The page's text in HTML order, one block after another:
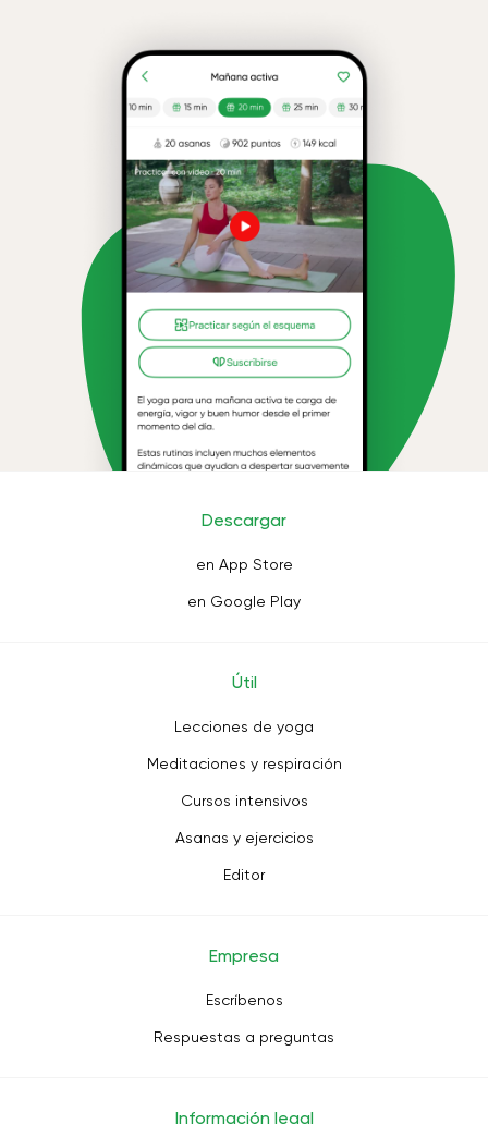
Descargar
en App Store
en Google Play
Útil
Lecciones de yoga
Meditaciones y respiración
Cursos intensivos
Asanas y ejercicios
Editor
Empresa
Escríbenos
Respuestas a preguntas
Información legal